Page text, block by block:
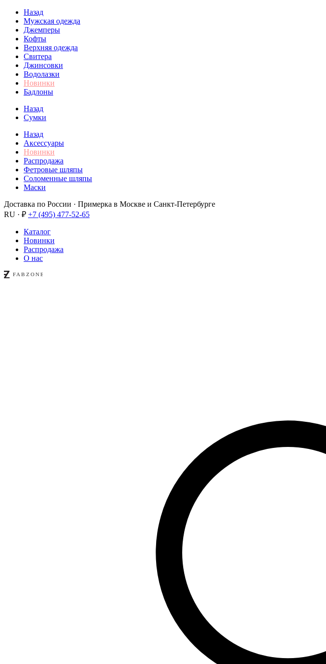
Назад
Мужская одежда
Джемперы
Кофты
Верхняя одежда
Свитера
Джинсовки
Водолазки
Новинки
Бадлоны
Назад
Сумки
Назад
Аксессуары
Новинки
Распродажа
Фетровые шляпы
Соломенные шляпы
Маски
Доставка по России · Примерка в Москве и Санкт-Петербурге
RU · ₽ +7 (495) 477-52-65
Каталог
Новинки
Распродажа
О нас